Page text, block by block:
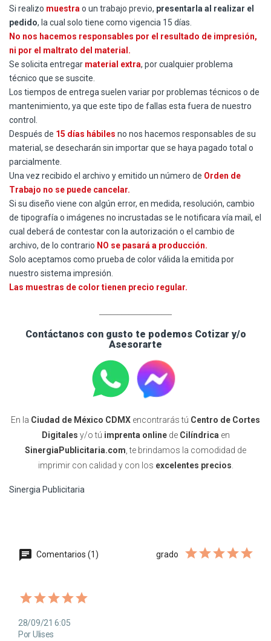
Si realizo muestra o un trabajo previo, presentarla al realizar el
pedido, la cual solo tiene como vigencia 15 días.
No nos hacemos responsables por el resultado de impresión,
ni por el maltrato del material.
Se solicita entregar material extra, por cualquier problema
técnico que se suscite.
Los tiempos de entrega suelen variar por problemas técnicos o de
mantenimiento, ya que este tipo de fallas esta fuera de nuestro
control.
Después de 15 días hábiles no nos hacemos responsables de su
material, se desecharán sin importar que se haya pagado total o
parcialmente.
Una vez recibido el archivo y emitido un número de Orden de
Trabajo no se puede cancelar.
Si su diseño viene con algún error, en medida, resolución, cambio
de tipografía o imágenes no incrustadas se le notificara vía mail, el
cual deberá de contestar con la autorización o el cambio de
archivo, de lo contrario NO se pasará a producción.
Solo aceptamos como prueba de color válida la emitida por
nuestro sistema impresión.
Las muestras de color tienen precio regular.
Contáctanos con gusto te podemos Cotizar y/o
Asesorarte
En la Ciudad de México CDMX encontrarás tú Centro de Cortes
Digitales y/o tú imprenta onlinede Cilíndrica en
SinergiaPublicitaria.com , te brindamos la comodidad de
imprimir con calidad y con los excelentes precios
Sinergia Publicitaria
Comentarios (1) grado
28/09/21 6:05
Por Ulises